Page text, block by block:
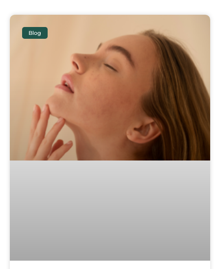
Blog